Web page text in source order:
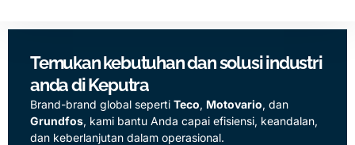
Temukan kebutuhan dan solusi industri
anda di Keputra
Brand-brand global seperti Teco, Motovario, dan
Grundfos, kami bantu Anda capai efisiensi, keandalan,
dan keberlanjutan dalam operasional.